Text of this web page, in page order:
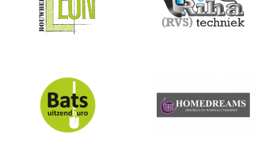
Bats Homedreams
Leon riha